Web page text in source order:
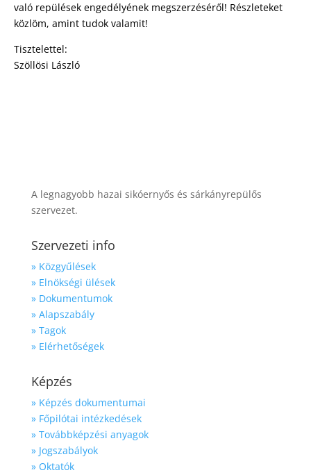
való repülések engedélyének megszerzéséről! Részleteket
közlöm, amint tudok valamit!
Tisztelettel:
Szöllösi László
A legnagyobb hazai sikóernyős és sárkányrepülős
szervezet.
Szervezeti info
» Közgyűlések
» Elnökségi ülések
» Dokumentumok
» Alapszabály
» Tagok
» Elérhetőségek
Képzés
» Képzés dokumentumai
» Főpilótai intézkedések
» Továbbképzési anyagok
» Jogszabályok
» Oktatók